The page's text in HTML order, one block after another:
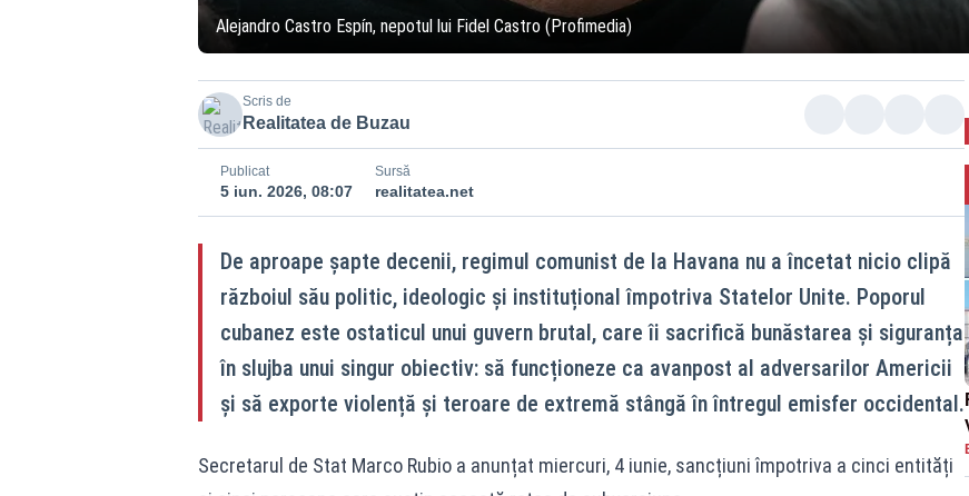
Alejandro Castro Espín, nepotul lui Fidel Castro (Profimedia)
Scris de
Realitatea de Buzau
Publicat
5 iun. 2026, 08:07
Sursă
realitatea.net
De aproape șapte decenii, regimul comunist de la Havana nu a încetat nicio clipă
războiul său politic, ideologic și instituțional împotriva Statelor Unite. Poporul
cubanez este ostaticul unui guvern brutal, care îi sacrifică bunăstarea și siguranța
în slujba unui singur obiectiv: să funcționeze ca avanpost al adversarilor Americii
și să exporte violență și teroare de extremă stângă în întregul emisfer occidental.
Secretarul de Stat Marco Rubio a anunțat miercuri, 4 iunie, sancțiuni împotriva a cinci entități